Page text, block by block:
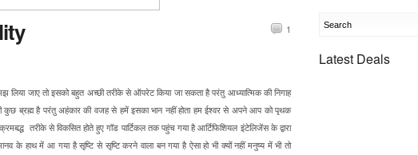
1
लिया जाए तो इसको बहुत अच्छी तरीके से ऑपरेट किया जा सकता है परंतु आध्यात्मिक की निगाह
कुछ ब्रह्म है परंतु अहंकार की वजह से हमें इसका भान नहीं होता हम ईश्वर से अपने आप को पृथक
तरीके से विकसित होते हुए गॉड पार्टिकल तक पहुंच गया है आर्टिफिशियल इंटेलिजेंस के द्वारा
के हाथ में आ गया है सृष्टि से सृष्टि करने वाला बन गया है ऐसा हो भी क्यों नहीं मनुष्य में भी तो
Latest Deals